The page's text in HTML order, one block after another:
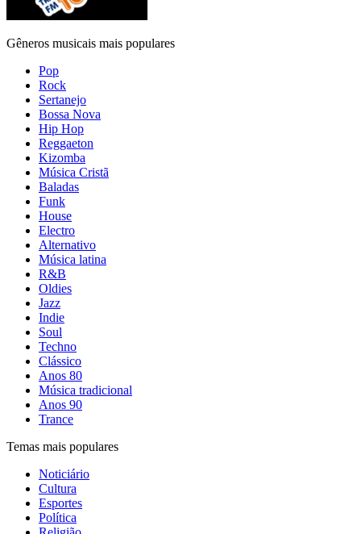
Gêneros musicais mais populares
Pop
Rock
Sertanejo
Bossa Nova
Hip Hop
Reggaeton
Kizomba
Música Cristã
Baladas
Funk
House
Electro
Alternativo
Música latina
R&B
Oldies
Jazz
Indie
Soul
Techno
Clássico
Anos 80
Música tradicional
Anos 90
Trance
Temas mais populares
Noticiário
Cultura
Esportes
Política